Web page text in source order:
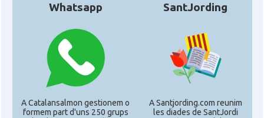
Whatsapp
A Catalansalmon gestionem o
formem part d'uns 250 grups
SantJording
A Santjording.com reunim
les diades de SantJordi